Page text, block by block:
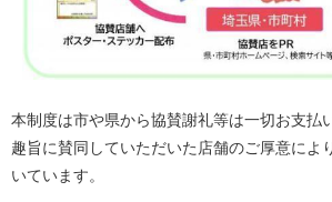
本制度は市や県から協賛謝礼等は一切お支払
趣旨に賛同していただいた店舗のご厚意によ
いています。